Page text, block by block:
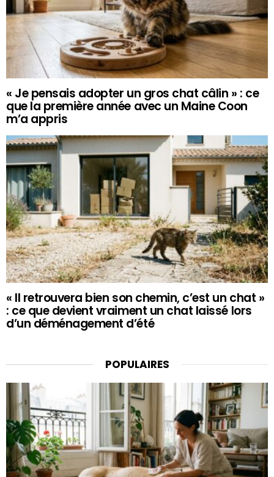
« Je pensais adopter un gros chat câlin » : ce
que la première année avec un Maine Coon
m’a appris
« Il retrouvera bien son chemin, c’est un chat »
: ce que devient vraiment un chat laissé lors
d’un déménagement d’été
POPULAIRES